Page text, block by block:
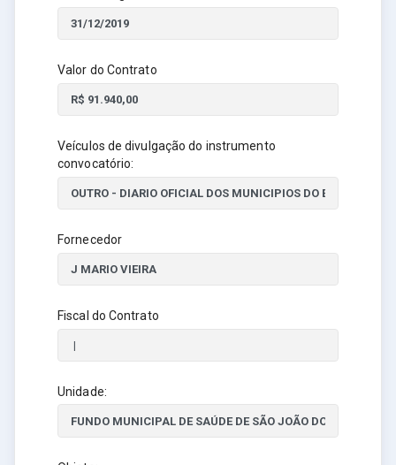
Valor do Contrato
Veículos de divulgação do instrumento
convocatório:
Fornecedor
Fiscal do Contrato
Unidade: